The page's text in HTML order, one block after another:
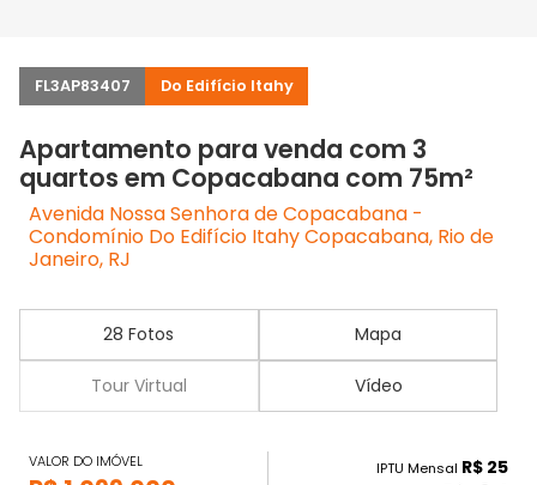
FL3AP83407 Do Edifício Itahy
Apartamento para venda com 3
quartos em Copacabana com 75m²
Avenida Nossa Senhora de Copacabana -
Condomínio Do Edifício Itahy Copacabana, Rio de
Janeiro, RJ
28 Fotos Mapa
Tour Virtual Vídeo
VALOR DO IMÓVEL IPTU Mensal R$ 25